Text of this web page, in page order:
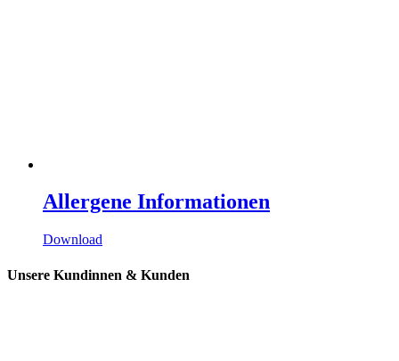
Allergene Informationen
Download
Unsere Kundinnen & Kunden